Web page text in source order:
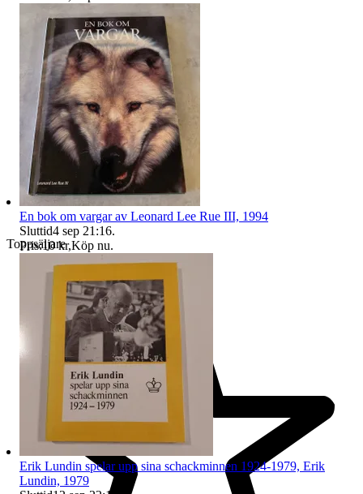
Toppsäljare
En bok om vargar av Leonard Lee Rue III, 1994
Sluttid4 sep 21:16.
Pris:10 kr,Köp nu.
Erik Lundin spelar upp sina schackminnen 1924-1979, Erik
Lundin, 1979